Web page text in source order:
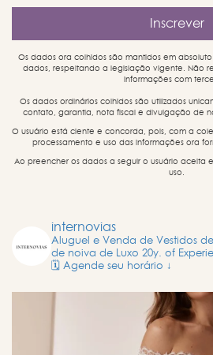
Os dados ora colhidos são mantidos em
dados, respeitando a legislação vigente. Não
informações com
Os dados ordinários colhidos são utilizados
contato, garantia, nota fiscal e divulgação de
O usuário está ciente e concorda, pois, com a
processamento e uso das informações ora
Ao preencher os dados a seguir o usuário aceita
uso.
internovias
Aluguel e Venda de Vestidos
de noiva de Luxo 20y. of
🗓️ Agende seu horário ↓